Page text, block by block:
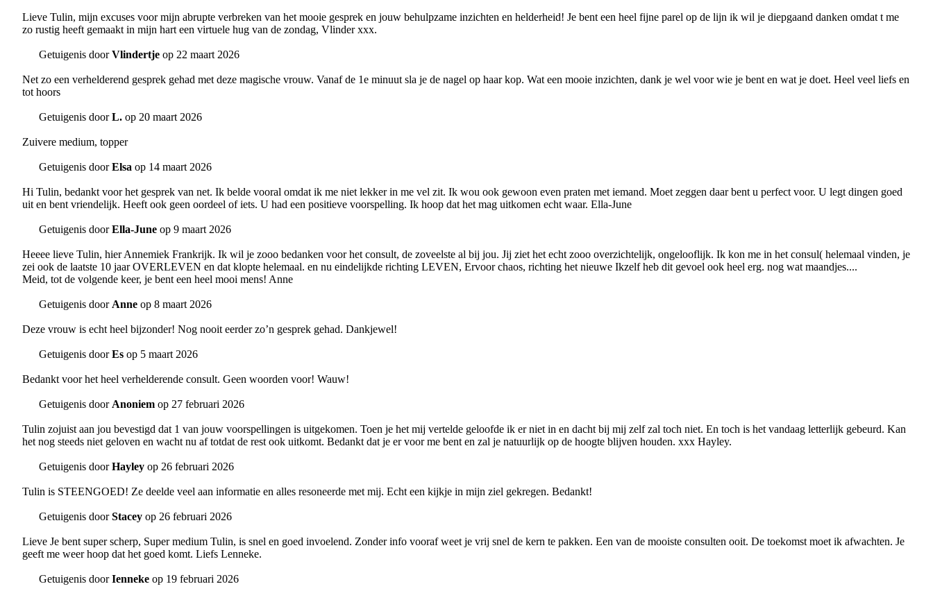
Lieve Tulin, mijn excuses voor mijn abrupte verbreken van het mooie gesprek en jouw behulpzame inzichten en helderheid! Je bent een heel fijne parel op de lijn ik wil je diepgaand danken omdat t me
zo rustig heeft gemaakt in mijn hart een virtuele hug van de zondag, Vlinder xxx.
Getuigenis doorVlindertje op 22 maart 2026
Net zo een verhelderend gesprek gehad met deze magische vrouw. Vanaf de 1e minuut sla je de nagel op haar kop. Wat een mooie inzichten, dank je wel voor wie je bent en wat je doet. Heel veel liefs en
tot hoors
Getuigenis doorL. op 20 maart 2026
Zuivere medium, topper
Getuigenis doorElsa op 14 maart 2026
Hi Tulin, bedankt voor het gesprek van net. Ik belde vooral omdat ik me niet lekker in me vel zit. Ik wou ook gewoon even praten met iemand. Moet zeggen daar bent u perfect voor. U legt dingen goed
uit en bent vriendelijk. Heeft ook geen oordeel of iets. U had een positieve voorspelling. Ik hoop dat het mag uitkomen echt waar. Ella-June
Getuigenis doorElla-June op 9 maart 2026
Heeee lieve Tulin, hier Annemiek Frankrijk. Ik wil je zooo bedanken voor het consult, de zoveelste al bij jou. Jij ziet het echt zooo overzichtelijk, ongelooflijk. Ik kon me in het consul( helemaal vinden, je
zei ook de laatste 10 jaar OVERLEVEN en dat klopte helemaal. en nu eindelijkde richting LEVEN, Ervoor chaos, richting het nieuwe Ikzelf heb dit gevoel ook heel erg. nog wat maandjes....
Meid, tot de volgende keer, je bent een heel mooi mens! Anne
Getuigenis door Anne op 8 maart 2026
Deze vrouw is echt heel bijzonder! Nog nooit eerder zo’n gesprek gehad. Dankjewel!
Getuigenis doorEs op 5 maart 2026
Bedankt voor het heel verhelderende consult. Geen woorden voor! Wauw!
Getuigenis door Anoniem op 27 februari 2026
Tulin zojuist aan jou bevestigd dat 1 van jouw voorspellingen is uitgekomen. Toen je het mij vertelde geloofde ik er niet in en dacht bij mij zelf zal toch niet. En toch is het vandaag letterlijk gebeurd. Kan
het nog steeds niet geloven en wacht nu af totdat de rest ook uitkomt. Bedankt dat je er voor me bent en zal je natuurlijk op de hoogte blijven houden. xxx Hayley.
Getuigenis doorHayley op 26 februari 2026
Tulin is STEENGOED! Ze deelde veel aan informatie en alles resoneerde met mij. Echt een kijkje in mijn ziel gekregen. Bedankt!
Getuigenis doorStacey op 26 februari 2026
Lieve Je bent super scherp, Super medium Tulin, is snel en goed invoelend. Zonder info vooraf weet je vrij snel de kern te pakken. Een van de mooiste consulten ooit. De toekomst moet ik afwachten. Je
geeft me weer hoop dat het goed komt. Liefs Lenneke.
Getuigenis doorIenneke op 19 februari 2026